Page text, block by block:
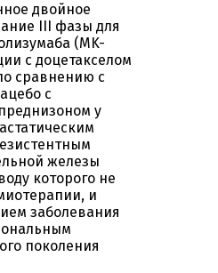
двойное
III фазы для
(MK-
с доцетакселом
сравнению с
с
у
железы
которого не
и
заболевания
поколения